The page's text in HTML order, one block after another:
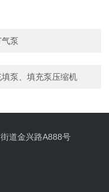
泵
泵、填充泵压缩机
道金兴路A888号